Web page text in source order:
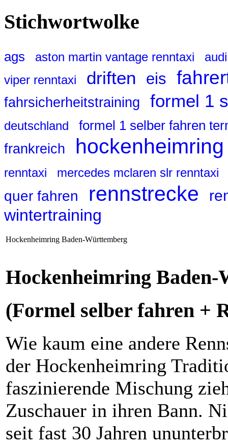
Stichwortwolke
ags aston martin vantage renntaxi
viper renntaxi
driften eis
fahrsicherheitstraining formel 1
deutschland formel 1 selber fahren
frankreich hockenheimring
renntaxi mercedes mclaren slr renntaxi
quer fahren rennstrecke
wintertraining
Hockenheimring Baden-Württemberg
Hockenheimring
(Formel selber fahren +
Wie kaum eine andere
der Hockenheimring
faszinierende Mischung
Zuschauer in ihren Bann.
seit fast 30 Jahren